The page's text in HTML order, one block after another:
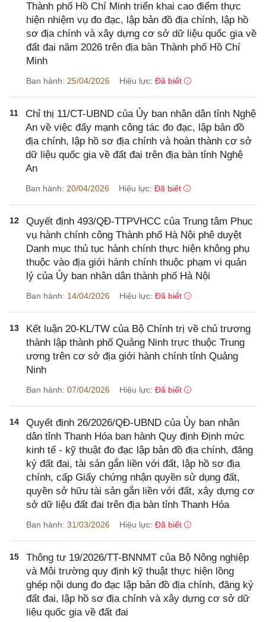
Thành phố Hồ Chí Minh triển khai cao điểm thực
hiện nhiệm vụ đo đạc, lập bản đồ địa chính, lập hồ
sơ địa chính và xây dựng cơ sở dữ liệu quốc gia về
đất đai năm 2026 trên địa bàn Thành phố Hồ Chí
Minh
Ban hành: 25/04/2026 Hiệu lực: Đã biết
11
Chỉ thị 11/CT-UBND của Ủy ban nhân dân tỉnh Nghệ
An về việc đẩy mạnh công tác đo đạc, lập bản đồ
địa chính, lập hồ sơ địa chính và hoàn thành cơ sở
dữ liệu quốc gia về đất đai trên địa bàn tỉnh Nghệ
An
Ban hành: 20/04/2026 Hiệu lực: Đã biết
12
Quyết định 493/QĐ-TTPVHCC của Trung tâm Phục
vụ hành chính công Thành phố Hà Nội phê duyệt
Danh mục thủ tục hành chính thực hiện không phụ
thuộc vào địa giới hành chính thuộc phạm vi quản
lý của Ủy ban nhân dân thành phố Hà Nội
Ban hành: 14/04/2026 Hiệu lực: Đã biết
13
Kết luận 20-KL/TW của Bộ Chính trị về chủ trương
thành lập thành phố Quảng Ninh trực thuộc Trung
ương trên cơ sở địa giới hành chính tỉnh Quảng
Ninh
Ban hành: 07/04/2026 Hiệu lực: Đã biết
14
Quyết định 26/2026/QĐ-UBND của Ủy ban nhân
dân tỉnh Thanh Hóa ban hành Quy định Định mức
kinh tế - kỹ thuật đo đạc lập bản đồ địa chính, đăng
ký đất đai, tài sản gắn liền với đất, lập hồ sơ địa
chính, cấp Giấy chứng nhận quyền sử dụng đất,
quyền sở hữu tài sản gắn liền với đất, xây dựng cơ
sở dữ liệu đất đai trên địa bàn tỉnh Thanh Hóa
Ban hành: 31/03/2026 Hiệu lực: Đã biết
15
Thông tư 19/2026/TT-BNNMT của Bộ Nông nghiệp
và Môi trường quy định kỹ thuật thực hiện lồng
ghép nội dung đo đạc lập bản đồ địa chính, đăng ký
đất đai, lập hồ sơ địa chính và xây dựng cơ sở dữ
liệu quốc gia về đất đai